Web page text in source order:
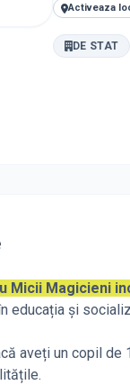
Activeaza
DE STAT
Micii Magicieni
educația și
aveți un copil